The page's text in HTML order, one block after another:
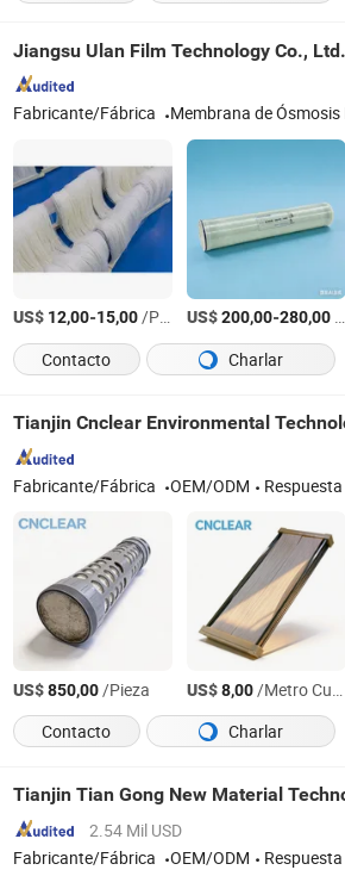
Jiangsu Ulan Film Technology Co., Ltd.
Fabricante/Fábrica Membrana de Ósmosis Inversa,
US$ 12,00-15,00/Pieza US$200,00-280,00/Pieza
Contacto
Charlar
Tianjin Cnclear Environmental
Fabricante/Fábrica OEM/ODM
US$850,00/Pieza US$8,00/Metro Cuadrado
Contacto
Charlar
Tianjin Tian Gong New Material
2.54 Mil USD
Fabricante/Fábrica
OEM/ODM